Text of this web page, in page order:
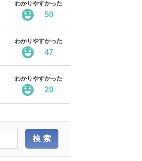
わかりやすかった
50
わかりやすかった
47
わかりやすかった
20